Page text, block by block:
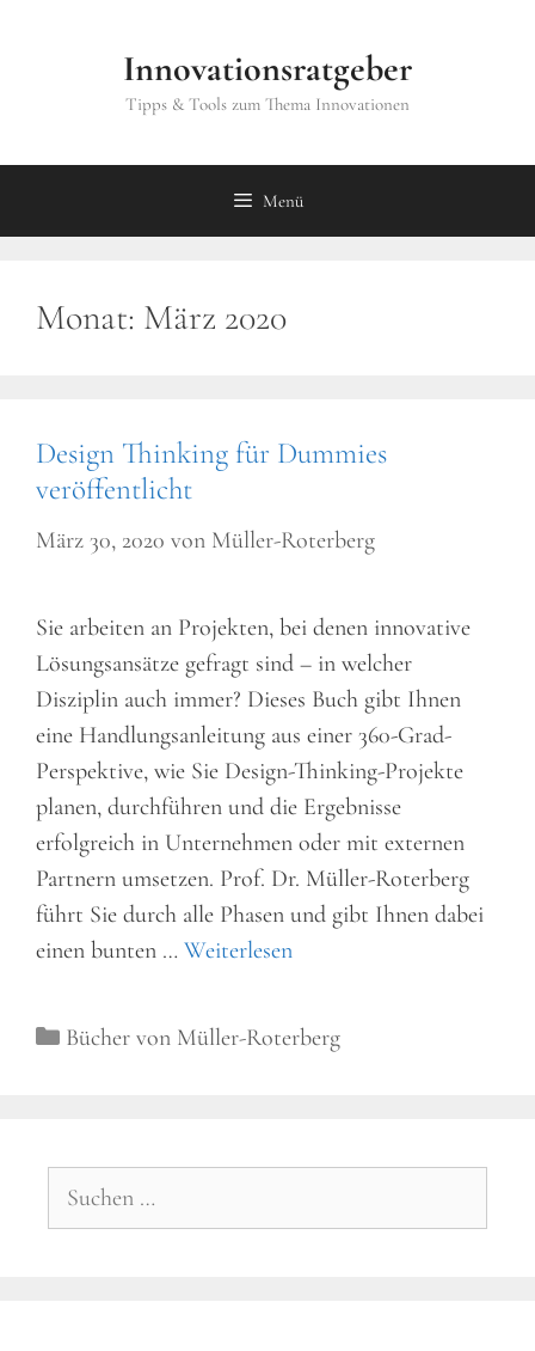
Innovationsratgeber
Tipps & Tools zum Thema Innovationen
Menü
Monat: März 2020
Design Thinking für Dummies
veröffentlicht
März 30, 2020 von Müller-Roterberg
Sie arbeiten an Projekten, bei denen innovative
Lösungsansätze gefragt sind – in welcher
Disziplin auch immer? Dieses Buch gibt Ihnen
eine Handlungsanleitung aus einer 360-Grad-
Perspektive, wie Sie Design-Thinking-Projekte
planen, durchführen und die Ergebnisse
erfolgreich in Unternehmen oder mit externen
Partnern umsetzen. Prof. Dr. Müller-Roterberg
führt Sie durch alle Phasen und gibt Ihnen dabei
einen bunten … Weiterlesen
Kategorien
Bücher von Müller-Roterberg
nach: